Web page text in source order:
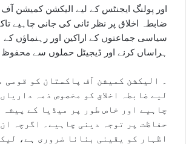
اور پولنگ ایجنٹس کے لیے الیکشن کمیشن آف
ضابطہ اخلاق پر نظر ثانی کی جانی چاہیے
سیاسی جماعتوں کے اراکین اور رہنماؤں کے
ہراساں کرنے اور ڈیجیٹل حملوں سے محفوظ
۔ الیکشن کمیشن آف پاکستان کو قومی
لیے ضابطہ اخلاق کو مخصوص ذمہ
چاہیے اور خاص طور پر میڈیا کے پیشہ
حفاظت پر توجہ دینی چاہیے۔ اگرچہ
اظہار کو یقینی بنانا ضروری ہے،